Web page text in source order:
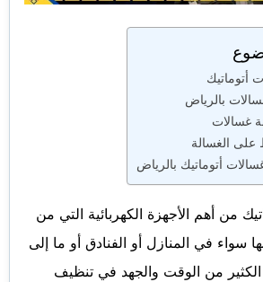
أتوماتيك
بالرياض
غسالات
على الغسالة
أتوماتيك بالرياض
من أهم الأجهزة الكهربائية التي من
سواء في المنازل أو الفنادق أو ما إلى
الكثير من الوقت والجهد في تنظيف